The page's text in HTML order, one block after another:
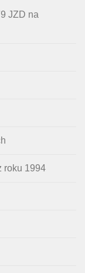
JZD na
roku 1994